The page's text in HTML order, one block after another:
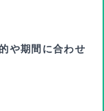
や期間に合わせ